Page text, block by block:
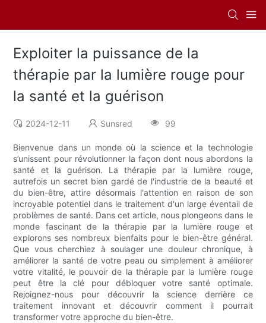
Exploiter la puissance de la
thérapie par la lumière rouge pour
la santé et la guérison
2024-12-11 Sunsred 99
Bienvenue dans un monde où la science et la technologie
s’unissent pour révolutionner la façon dont nous abordons la
santé et la guérison. La thérapie par la lumière rouge,
autrefois un secret bien gardé de l'industrie de la beauté et
du bien-être, attire désormais l'attention en raison de son
incroyable potentiel dans le traitement d'un large éventail de
problèmes de santé. Dans cet article, nous plongeons dans le
monde fascinant de la thérapie par la lumière rouge et
explorons ses nombreux bienfaits pour le bien-être général.
Que vous cherchiez à soulager une douleur chronique, à
améliorer la santé de votre peau ou simplement à améliorer
votre vitalité, le pouvoir de la thérapie par la lumière rouge
peut être la clé pour débloquer votre santé optimale.
Rejoignez-nous pour découvrir la science derrière ce
traitement innovant et découvrir comment il pourrait
transformer votre approche du bien-être.